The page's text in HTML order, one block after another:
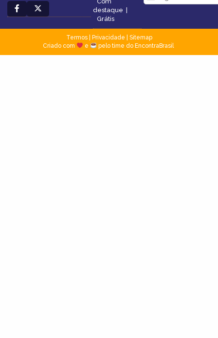
destaque |
Grátis
Termos| Privacidade
Sitemap
Criado com
e pelo time do EncontraBrasil